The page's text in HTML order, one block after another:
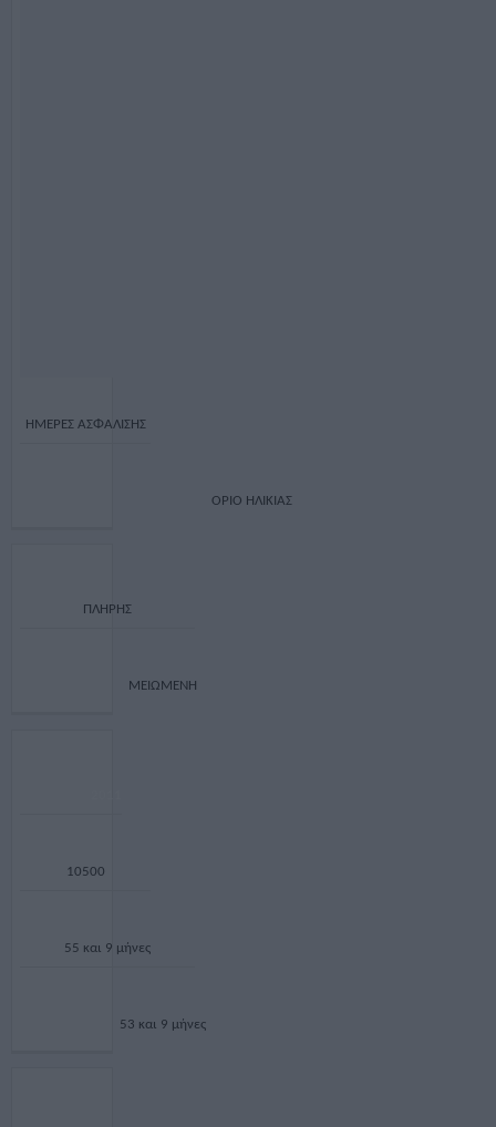
ΗΜΕΡΕΣ ΑΣΦΑΛΙΣΗΣ
ΟΡΙΟ ΗΛΙΚΙΑΣ
ΠΛΗΡΗΣ
ΜΕΙΩΜΕΝΗ
10500
55 και 9 μήνες
53 και 9 μήνες